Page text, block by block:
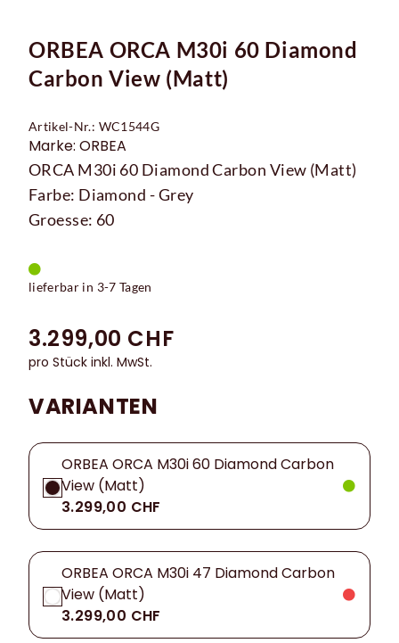
ORBEA ORCA M30i 60 Diamond
Carbon View (Matt)
Artikel-Nr.: WC1544G
Marke: ORBEA
ORCA M30i 60 Diamond Carbon View (Matt)
Farbe: Diamond - Grey
Groesse: 60
lieferbar in 3-7 Tagen
3.299,00 CHF
pro Stück inkl. MwSt.
VARIANTEN
ORBEA ORCA M30i 60 Diamond Carbon
View (Matt)
3.299,00 CHF
ORBEA ORCA M30i 47 Diamond Carbon
View (Matt)
3.299,00 CHF